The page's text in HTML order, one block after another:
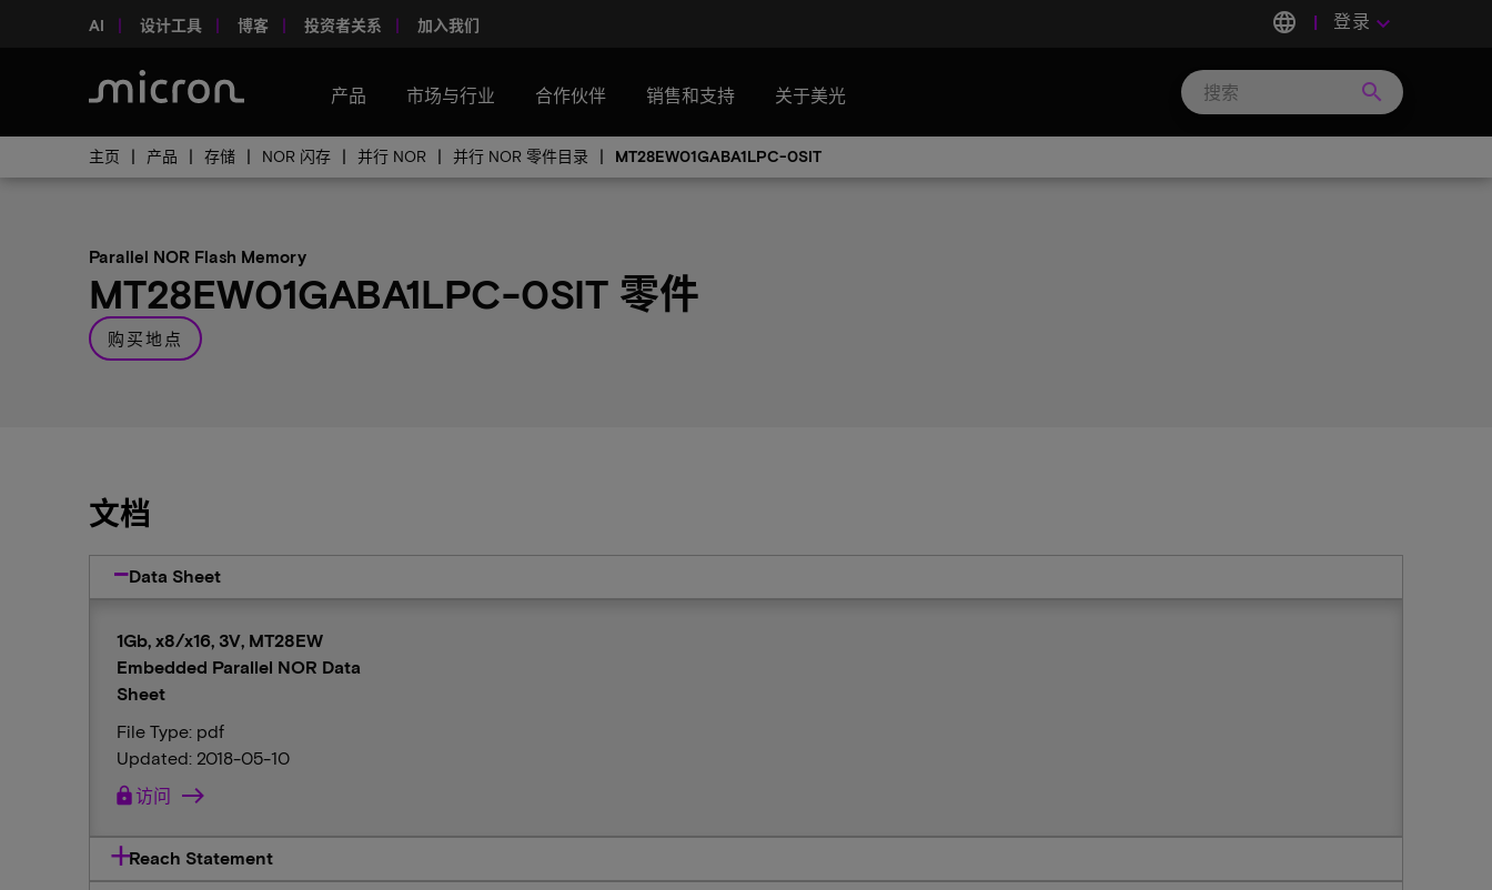
AI 设计工具 博客 投资者关系 加入我们 language 登录 keyboard_arrow_down
产品 市场与行业 合作伙伴 销售和支持 关于美光 search
主页 产品 存储 NOR 闪存 并行 NOR 并行 NOR 零件目录 MT28EW01GABA1LPC-0SIT
Parallel NOR Flash Memory
MT28EW01GABA1LPC-0SIT 零件
购买地点
文档
Data Sheet
1Gb, x8/x16, 3V, MT28EW
Embedded Parallel NOR Data
Sheet
File Type: pdf
Updated: 2018-05-10
lock访问
Reach Statement